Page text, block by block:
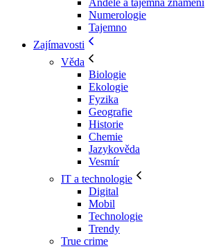
Andělé a tajemná znamení
Numerologie
Tajemno
Zajímavosti
Věda
Biologie
Ekologie
Fyzika
Geografie
Historie
Chemie
Jazykověda
Vesmír
IT a technologie
Digital
Mobil
Technologie
Trendy
True crime